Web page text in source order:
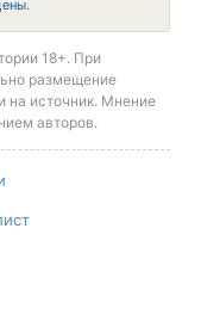
18+. При
размещение
на источник. Мнение
авторов.